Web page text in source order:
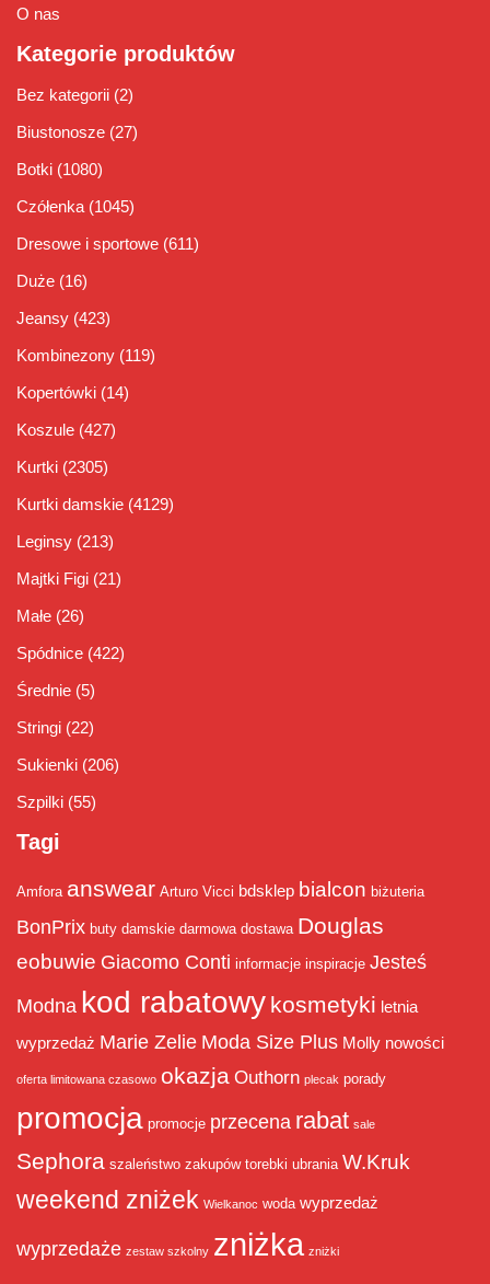
O nas
Kategorie produktów
Bez kategorii (2)
Biustonosze (27)
Botki (1080)
Czółenka (1045)
Dresowe i sportowe (611)
Duże (16)
Jeansy (423)
Kombinezony (119)
Kopertówki (14)
Koszule (427)
Kurtki (2305)
Kurtki damskie (4129)
Leginsy (213)
Majtki Figi (21)
Małe (26)
Spódnice (422)
Średnie (5)
Stringi (22)
Sukienki (206)
Szpilki (55)
Tagi
Amfora answear Arturo Vicci bdsklep bialcon biżuteria
BonPrix buty damskie darmowa dostawa Douglas
eobuwie Giacomo Conti informacje inspiracje Jesteś
Modna kod rabatowy kosmetyki letnia
wyprzedaż Marie Zelie Moda Size Plus Molly nowości
oferta limitowana czasowo okazja Outhorn plecak porady
promocja promocje przecena rabat sale
Sephora szaleństwo zakupów torebki ubrania W.Kruk
weekend zniżek Wielkanoc woda wyprzedaż
wyprzedaże zestaw szkolny zniżka zniżki